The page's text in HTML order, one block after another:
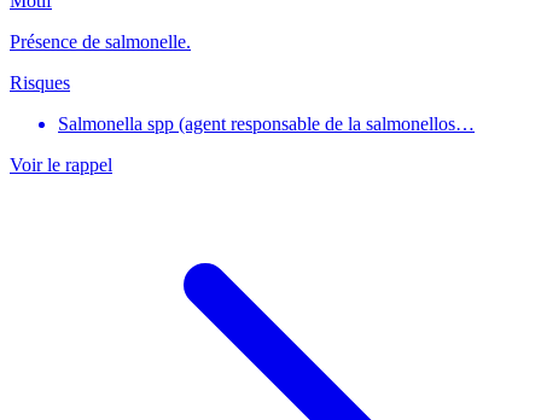
Présence de salmonelle.
Risques
Salmonella spp (agent responsable de la salmonellos…
Voir le rappel